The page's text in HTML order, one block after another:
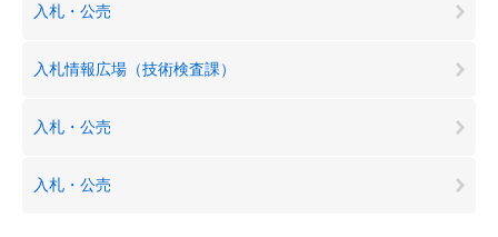
入札・公売
入札情報広場（技術検査課）
入札・公売
入札・公売